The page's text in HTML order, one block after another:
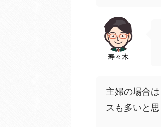
寿々木
主婦の場合
スも多いと思